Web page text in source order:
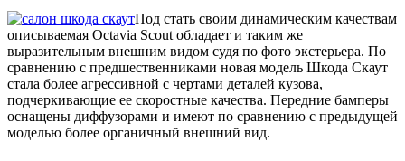
Под стать своим динамическим качествам
описываемая Octavia Scout обладает и таким же
выразительным внешним видом судя по фото экстерьера. По
сравнению с предшественниками новая модель Шкода Скаут
стала более агрессивной с чертами деталей кузова,
подчеркивающие ее скоростные качества. Передние бамперы
оснащены диффузорами и имеют по сравнению с предыдущей
моделью более органичный внешний вид.